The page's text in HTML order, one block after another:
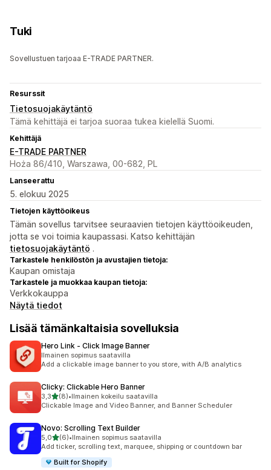
Tuki
Sovellustuen tarjoaa E-TRADE PARTNER.
Resurssit
Tietosuojakäytäntö
Tämä kehittäjä ei tarjoa suoraa tukea kielellä Suomi.
Kehittäjä
E-TRADE PARTNER
Hoża 86/410, Warszawa, 00-682, PL
Lanseerattu
5. elokuu 2025
Tietojen käyttöoikeus
Tämän sovellus tarvitsee seuraavien tietojen käyttöoikeuden,
jotta se voi toimia kaupassasi. Katso kehittäjän
tietosuojakäytäntö .
Tarkastele henkilöstön ja avustajien tietoja:
Kaupan omistaja
Tarkastele ja muokkaa kaupan tietoja:
Verkkokauppa
Näytä tiedot
Lisää tämänkaltaisia sovelluksia
Hero Link ‑ Click Image Banner
Ilmainen sopimus saatavilla
Add a clickable image banner to you store, with A/B analytics
Clicky: Clickable Hero Banner
3,3/ 5 tähteä
(8)
8 arvostelua yhteensä
•Ilmainen kokeilu saatavilla
Clickable Image and Video Banner, and Banner Scheduler
Novo: Scrolling Text Builder
5,0/ 5 tähteä
(6)
6 arvostelua yhteensä
•Ilmainen sopimus saatavilla
Add ticker, scrolling text, marquee, shipping or countdown bar
Built for Shopify